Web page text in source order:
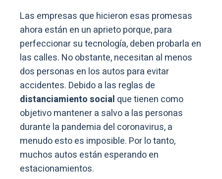
Las empresas que hicieron esas promesas
ahora están en un aprieto porque, para
perfeccionar su tecnología, deben probarla en
las calles. No obstante, necesitan al menos
dos personas en los autos para evitar
accidentes. Debido a las reglas de
distanciamiento social que tienen como
objetivo mantener a salvo a las personas
durante la pandemia del coronavirus, a
menudo esto es imposible. Por lo tanto,
muchos autos están esperando en
estacionamientos.